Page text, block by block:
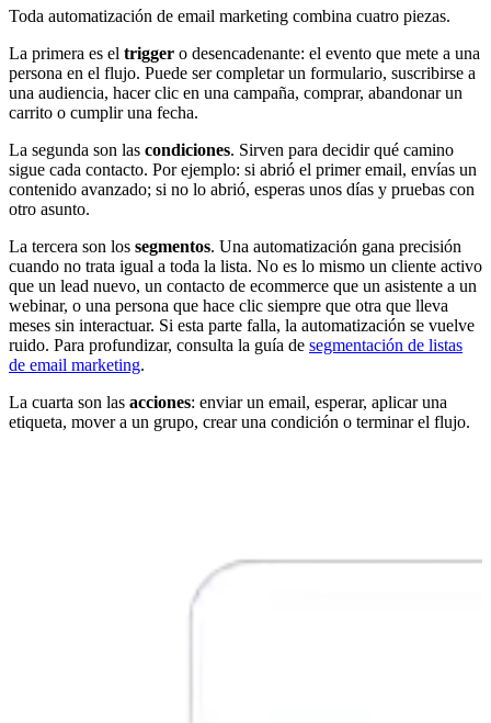
Toda automatización de email marketing combina cuatro piezas.
La primera es el trigger o desencadenante: el evento que mete a una
persona en el flujo. Puede ser completar un formulario, suscribirse a
una audiencia, hacer clic en una campaña, comprar, abandonar un
carrito o cumplir una fecha.
La segunda son las condiciones. Sirven para decidir qué camino
sigue cada contacto. Por ejemplo: si abrió el primer email, envías un
contenido avanzado; si no lo abrió, esperas unos días y pruebas con
otro asunto.
La tercera son los segmentos. Una automatización gana precisión
cuando no trata igual a toda la lista. No es lo mismo un cliente activo
que un lead nuevo, un contacto de ecommerce que un asistente a un
webinar, o una persona que hace clic siempre que otra que lleva
meses sin interactuar. Si esta parte falla, la automatización se vuelve
ruido. Para profundizar, consulta la guía de segmentación de listas
de email marketing.
La cuarta son las acciones: enviar un email, esperar, aplicar una
etiqueta, mover a un grupo, crear una condición o terminar el flujo.